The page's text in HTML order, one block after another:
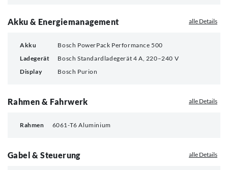
Akku & Energiemanagement alle Details
Akku
Bosch PowerPack Performance 500
Ladegerät
Bosch Standardladegerät 4 A, 220–240 V
Display
Bosch Purion
Rahmen & Fahrwerk alle Details
Rahmen 6061-T6 Aluminium
Gabel & Steuerung alle Details